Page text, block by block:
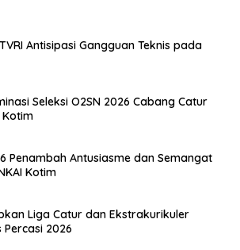
Antisipasi Gangguan Teknis pada
Seleksi O2SN 2026 Cabang Catur
Penambah Antusiasme dan Semangat
Kotim
Liga Catur dan Ekstrakurikuler
Percasi 2026